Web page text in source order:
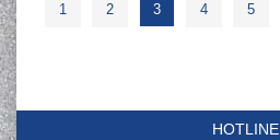
1 2 3 4 5
HOTLINE